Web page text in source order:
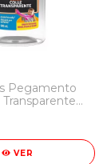
Pegamento
Transparente
VER